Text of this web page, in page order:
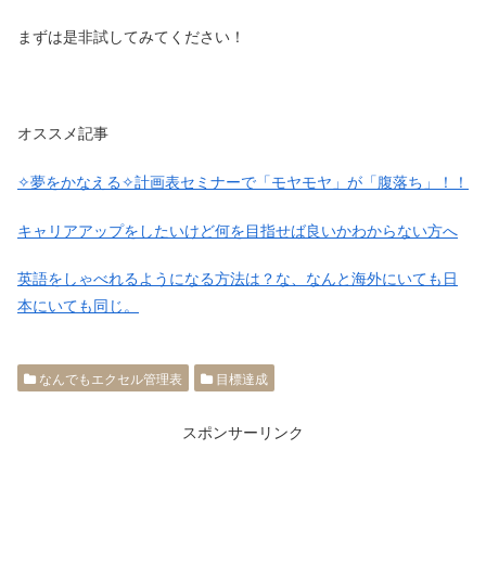
まずは是非試してみてください！
オススメ記事
✧夢をかなえる✧計画表セミナーで「モヤモヤ」が「腹落ち」！！
キャリアアップをしたいけど何を目指せば良いかわからない方へ
英語をしゃべれるようになる方法は？な、なんと海外にいても日
本にいても同じ。
なんでもエクセル管理表 目標達成
スポンサーリンク